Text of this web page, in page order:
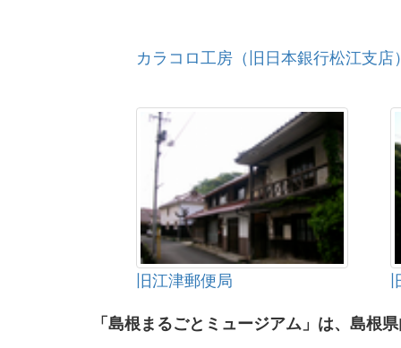
カラコロ工房（旧日本銀行松江支店
旧江津郵便局
「島根まるごとミュージアム」は、島根